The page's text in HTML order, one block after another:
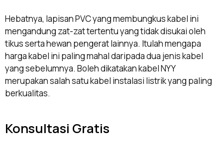
Hebatnya, lapisan PVC yang membungkus kabel ini
mengandung zat-zat tertentu yang tidak disukai oleh
tikus serta hewan pengerat lainnya. Itulah mengapa
harga kabel ini paling mahal daripada dua jenis kabel
yang sebelumnya. Boleh dikatakan kabel NYY
merupakan salah satu kabel instalasi listrik yang paling
berkualitas.
Konsultasi Gratis